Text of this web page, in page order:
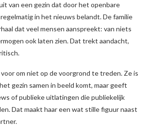
van een gezin dat door het openbare
in het nieuws belandt. De familie
dat veel mensen aanspreekt: van niets
ook laten zien. Dat trekt aandacht,
om niet op de voorgrond te treden. Ze is
gezin samen in beeld komt, maar geeft
of publieke uitlatingen die publiekelijk
Dat maakt haar een wat stille figuur naast